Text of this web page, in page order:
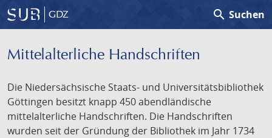
GDZ search Suchen
Mittelalterliche Handschriften
Die Niedersächsische Staats- und Universitätsbibliothek
Göttingen besitzt knapp 450 abendländische
mittelalterliche Handschriften. Die Handschriften
wurden seit der Gründung der Bibliothek im Jahr 1734